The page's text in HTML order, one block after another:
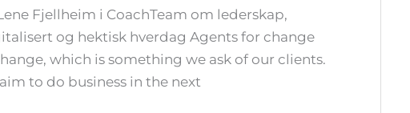
Fjellheim i CoachTeam om lederskap,
og hektisk hverdag Agents for change
which is something we ask of our clients.
to do business in the next